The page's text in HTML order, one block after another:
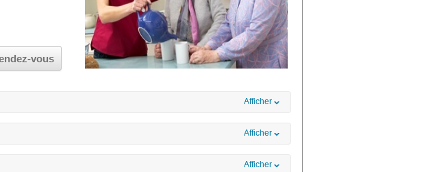
vous
Afficher
Afficher
Afficher